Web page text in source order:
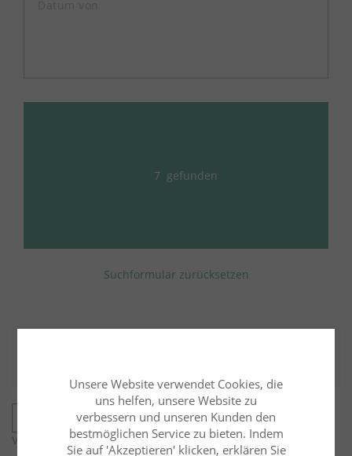
7 gefunden
Suchformular zurücksetzen
Seminardauer
Verfeinerte Suche nach Seminardauer
Unsere Website verwendet Cookies, die
uns helfen, unsere Website zu
verbessern und unseren Kunden den
bestmöglichen Service zu bieten. Indem
Sie auf 'Akzeptieren' klicken, erklären Sie